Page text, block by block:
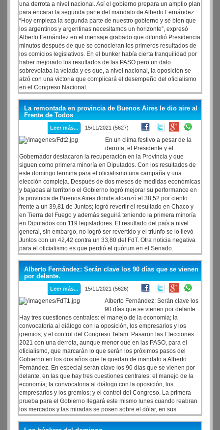
una derrota a nivel nacional. Así el gobierno prepara un amplio plan
para encarar la segunda parte del mandato de Alberto Fernández.
“Hoy empieza la segunda parte de nuestro gobierno y sé bien que
los argentinos y argentinas necesitamos un horizonte”, expresó
Alberto Fernández en el mensaje grabado que difundió Presidencia
minutos después de que se conocieran los primeros resultados de
los comicios legislativos. En el bunker había cierta tranquilidad por
haber mejorado los resultados de las PASO pero un dato
sobrevolaba la velada y es que, a nivel nacional, la oposición se
alzó con una victoria que complicará el desempeño del oficialismo
en el Congreso Nacional.
La remontada en provincia de Buenos Aires le dio aire al
Frente de Todos
Leer más... 15/11/2021 (5627)
En un clima festivo a pesar de la
derrota, el Presidente y el
Gobernador destacaron la recuperación en la Provincia y que
siguen como primera minoría en Diputados. Con los resultados de
este domingo termina para el oficialismo una campaña y una
elección compleja. Después de dos meses de medidas económicas
y bajadas al territorio el Gobierno logró mejorar su performance en
la provincia de Buenos Aires donde alcanzó el 38,52 por ciento
frente a un 39,81 de Juntos; logró revertir el resultado en Chaco y
en Tierra del Fuego y además seguirá teniendo la primera minoría
en Diputados con 119 legisladores. El resultado del país a nivel
general, sin embargo, no logró ser revertido y el triunfo se lo llevó
Juntos con un 42,42 contra un 33,80 del FdT. Otra noticia negativa
para el oficialismo es que perdió el quórum en el Senado.
Alberto Fernández: Serán clave los 90 días que se vienen
por delante.
Leer más... 15/11/2021 (5626)
Alberto Fernández: Serán clave los
90 días que se vienen por delante.
Hay tres cuestiones centrales: el manejo de la economía; la
convocatoria al diálogo con la oposición, los empresarios y los
gremios; y el control del Congreso.Telam. Pasaron las Elecciones
2021 con una derrota, aunque menor que en las PASO, para el
oficialismo, que marcarán lo que serán los próximos pasos del
Gobierno en los dos años que le quedan de mandato a Alberto
Fernández. En especial serán clave los 90 días que se vienen por
delante, en las que hay tres cuestiones centrales: el manejo de la
economía; la convocatoria al diálogo con la oposición, los
empresarios y los gremios; y el control del Congreso. La primera
prueba para el Gobierno llegará este mismo lunes cuando reabran
los mercados y las miradas se posen sobre el dólar, en sus
versiones oficiales y el dólar blue, las acciones locales y en Wall
Street, y el Riesgo País.